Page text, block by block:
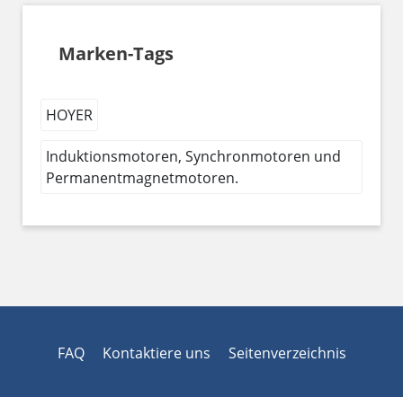
Marken-Tags
HOYER
Induktionsmotoren, Synchronmotoren und
Permanentmagnetmotoren.
FAQ Kontaktiere uns Seitenverzeichnis